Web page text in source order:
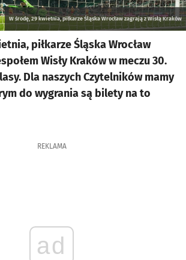
W środę, 29 kwietnia, piłkarze Śląska Wrocław zagrają z Wisłą Kraków
piłkarze Śląska Wrocław
Wisły Kraków w meczu 30.
Dla naszych Czytelników mamy
do wygrania są bilety na to
REKLAMA
ad